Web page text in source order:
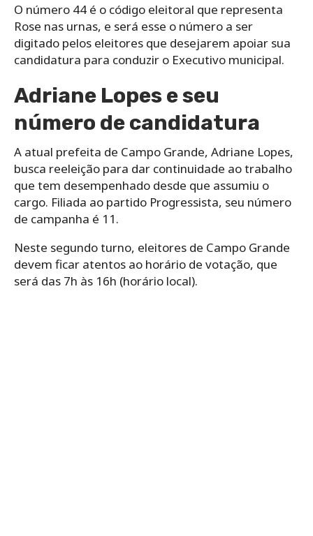
O número 44 é o código eleitoral que representa
Rose nas urnas, e será esse o número a ser
digitado pelos eleitores que desejarem apoiar sua
candidatura para conduzir o Executivo municipal.
Adriane Lopes e seu
número de candidatura
A atual prefeita de Campo Grande, Adriane Lopes,
busca reeleição para dar continuidade ao trabalho
que tem desempenhado desde que assumiu o
cargo. Filiada ao partido Progressista, seu número
de campanha é 11.
Neste segundo turno, eleitores de Campo Grande
devem ficar atentos ao horário de votação, que
será das 7h às 16h (horário local).